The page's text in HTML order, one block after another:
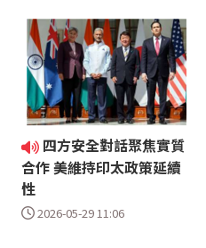
四方安全對話聚焦實質
合作 美維持印太政策延續
性
2026-05-29 11:06